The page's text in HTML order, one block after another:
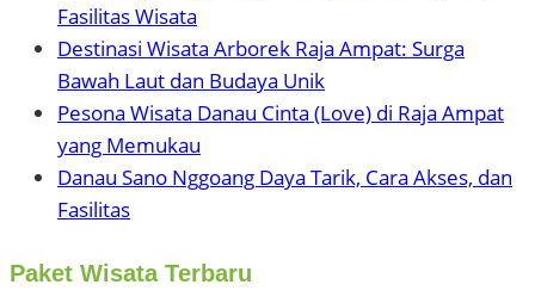
Fasilitas Wisata
Destinasi Wisata Arborek Raja Ampat: Surga
Bawah Laut dan Budaya Unik
Pesona Wisata Danau Cinta (Love) di Raja Ampat
yang Memukau
Danau Sano Nggoang Daya Tarik, Cara Akses, dan
Fasilitas
Paket Wisata Terbaru